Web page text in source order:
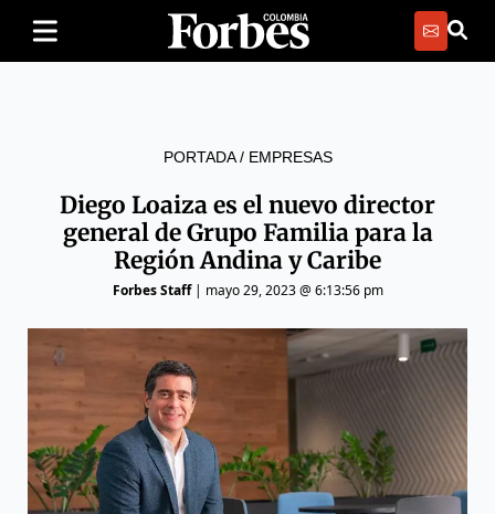
PORTADA/ EMPRESAS
Diego Loaiza es el nuevo director
general de Grupo Familia para la
Región Andina y Caribe
Forbes Staff| mayo 29, 2023 @ 6:13:56 pm